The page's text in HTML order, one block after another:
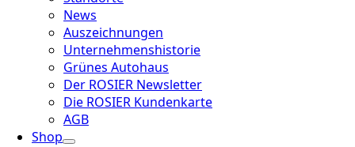
News
Auszeichnungen
Unternehmenshistorie
Grünes Autohaus
Der ROSIER Newsletter
Die ROSIER Kundenkarte
AGB
Shop